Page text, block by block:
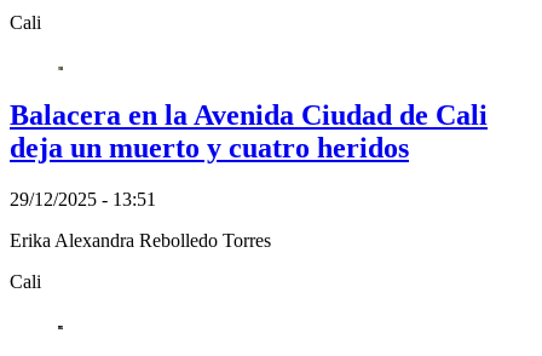
Cali
Balacera en la Avenida Ciudad de Cali
deja un muerto y cuatro heridos
29/12/2025 - 13:51
Erika Alexandra Rebolledo Torres
Cali